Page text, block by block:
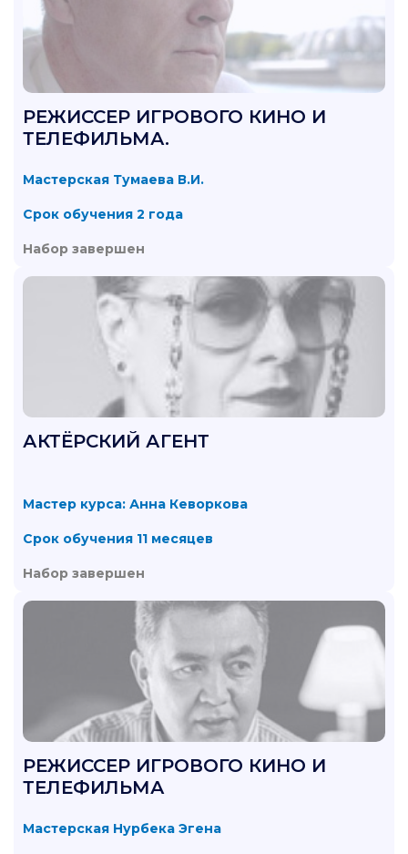
РЕЖИССЕР ИГРОВОГО КИНО И
ТЕЛЕФИЛЬМА.
Мастерская Тумаева В.И.
Срок обучения 2 года
Набор завершен
АКТЁРСКИЙ АГЕНТ
Мастер курса: Анна Кеворкова
Срок обучения 11 месяцев
Набор завершен
РЕЖИССЕР ИГРОВОГО КИНО И
ТЕЛЕФИЛЬМА
Мастерская Нурбека Эгена